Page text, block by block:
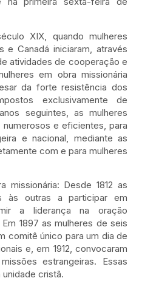
XIX, quando mulheres
e Canadá iniciaram, através
atividades de cooperação e
em obra missionária
da forte resistência dos
exclusivamente de
seguintes, as mulheres
e eficientes, para
e nacional, mediante as
com e para mulheres
missionária: Desde 1812 as
às outras a participar em
a liderança na oração
1897 as mulheres de seis
comitê único para um dia de
e, em 1912, convocaram
estrangeiras. Essas
cristã.